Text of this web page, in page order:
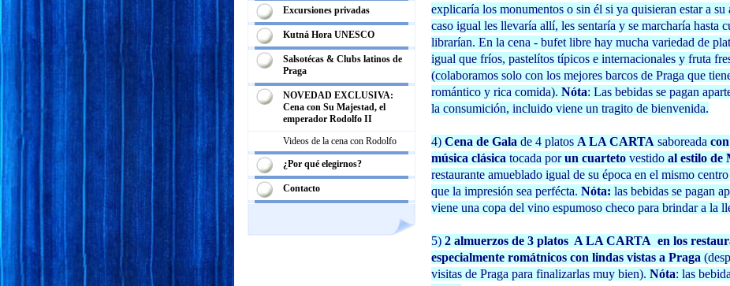
explicaría los monumentos o sin él si ya quisieran estar a su
caso igual les llevaría allí, les sentaría y se marcharía hasta
librarían. En la cena - bufet libre hay mucha variedad de
igual que fríos, pastelítos típicos e internacionales y fruta
(colaboramos solo con los mejores barcos de Praga que
romántico y rica comida). Nóta: Las bebidas se pagan
la consumición, incluido viene un tragito de bienvenida.
4) Cena de Gala de 4 platos A LA CARTA saboreada con
música clásica tocada porun cuarteto vestido al estilo de
restaurante amueblado igual de su época en el mismo
que la impresión sea perfécta. Nóta: las bebidas se pagan
viene una copa del vino espumoso checo para brindar a la
5) 2 almuerzos de 3 platos A LA CARTA en los
especialmente romátnicos con lindas vistas a Praga
visitas de Praga para finalizarlas muy bien). Nóta: las
Excursiones privadas
Kutná Hora UNESCO
Salsotécas & Clubs latinos de
Praga
NOVEDAD EXCLUSIVA:
Cena con Su Majestad, el
emperador Rodolfo II
Videos de la cena con Rodolfo
¿Por qué elegirnos?
Contacto